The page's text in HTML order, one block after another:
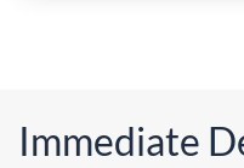
Immediate